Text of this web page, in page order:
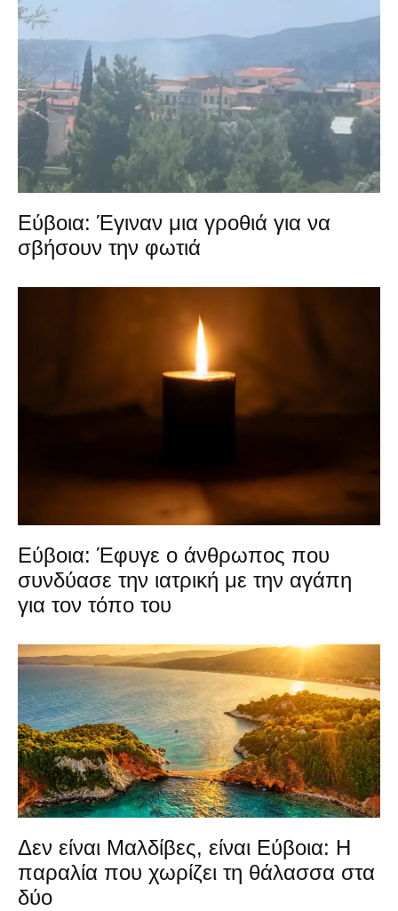
Εύβοια: Έγιναν μια γροθιά για να
σβήσουν την φωτιά
Εύβοια: Έφυγε ο άνθρωπος που
συνδύασε την ιατρική με την αγάπη
για τον τόπο του
Δεν είναι Μαλδίβες, είναι Εύβοια: Η
παραλία που χωρίζει τη θάλασσα στα
δύο